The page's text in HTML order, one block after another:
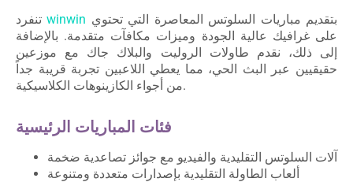
تنفردwinwin
على غرافيك عالية الجودة وميزات مكافآت متقدمة. بالإضافة
إلى ذلك، نقدم طاولات الروليت والبلاك جاك مع موزعين
حقيقيين عبر البث الحي، مما يعطي اللاعبين تجربة قريبة جداً
من أجواء الكازينوهات الكلاسيكية.
فئات المباريات الرئيسية
آلات السلوتس التقليدية والفيديو مع جوائز تصاعدية ضخمة
ألعاب الطاولة التقليدية بإصدارات متعددة ومتنوعة